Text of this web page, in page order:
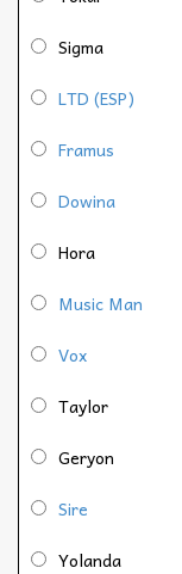
Sigma
LTD (ESP)
Framus
Dowina
Hora
Music Man
Vox
Taylor
Geryon
Sire
Yolanda